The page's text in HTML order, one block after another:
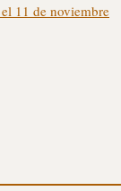
11 de noviembre